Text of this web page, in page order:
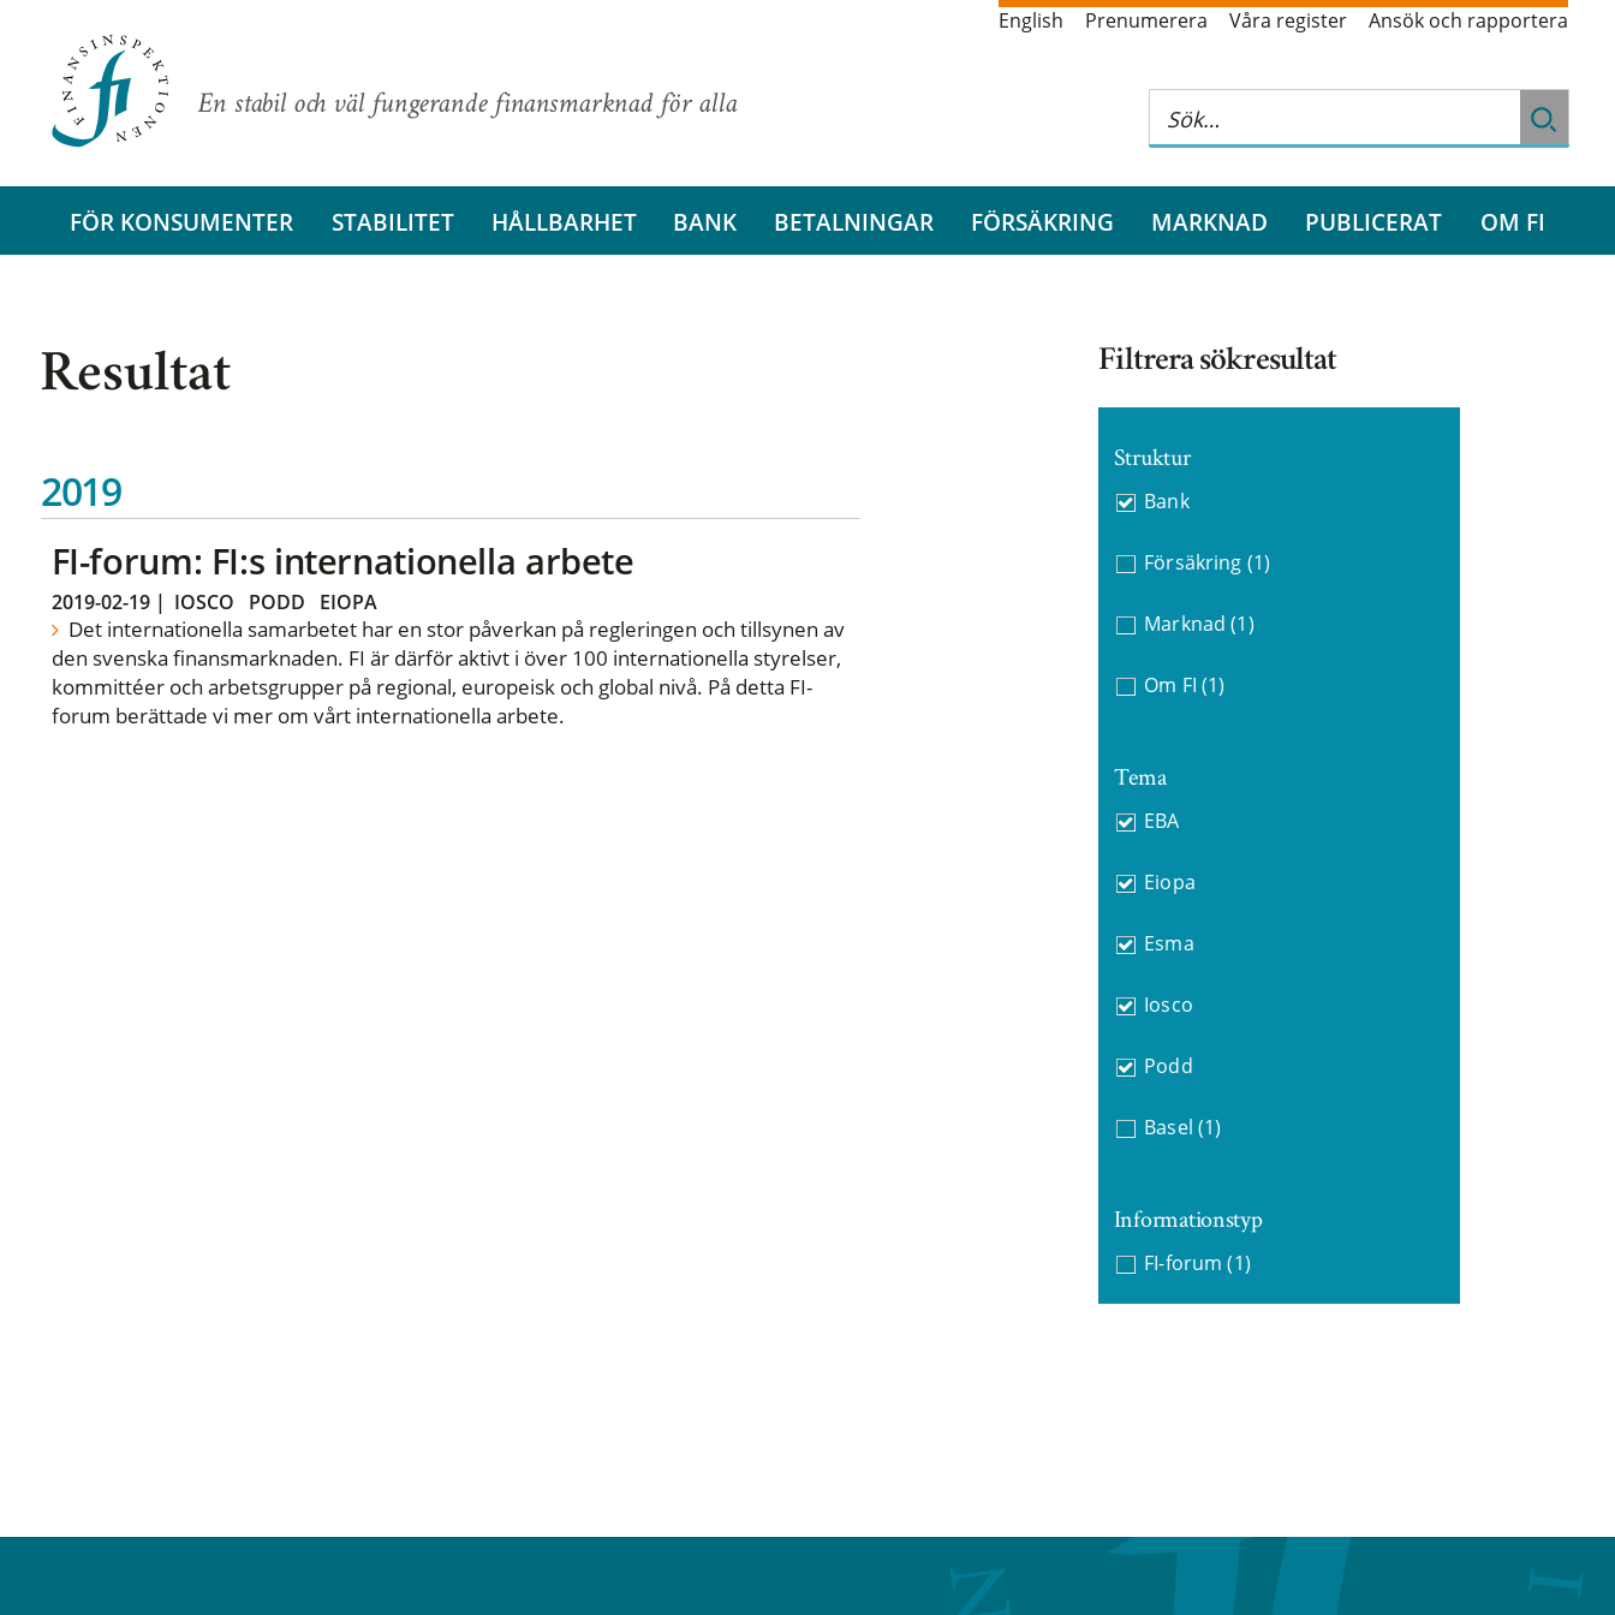
En stabil och väl fungerande finansmarknad för alla
English Prenumerera Våra register Ansök och rapportera
FÖR KONSUMENTER STABILITET HÅLLBARHET BANK BETALNINGAR FÖRSÄKRING MARKNAD PUBLICERAT OM FI
Resultat
2019
FI-forum: FI:s internationella arbete
2019-02-19| IOSCO PODD EIOPA
Det internationella samarbetet har en stor påverkan på regleringen och tillsynen av
den svenska finansmarknaden. FI är därför aktivt i över 100 internationella styrelser,
kommittéer och arbetsgrupper på regional, europeisk och global nivå. På detta FI-
forum berättade vi mer om vårt internationella arbete.
Filtrera sökresultat
Struktur
Bank
Försäkring (1)
Marknad (1)
Om FI (1)
Tema
EBA
Eiopa
Esma
Iosco
Podd
Basel (1)
Informationstyp
FI-forum (1)